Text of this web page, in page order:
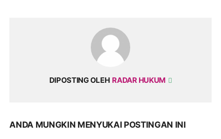
DIPOSTING OLEH RADAR HUKUM
ANDA MUNGKIN MENYUKAI POSTINGAN INI